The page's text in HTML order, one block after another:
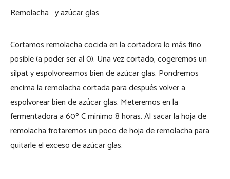
Remolacha y azúcar glas
Cortamos remolacha cocida en la cortadora lo más fino
posible (a poder ser al 0). Una vez cortado, cogeremos un
silpat y espolvoreamos bien de azúcar glas. Pondremos
encima la remolacha cortada para después volver a
espolvorear bien de azúcar glas. Meteremos en la
fermentadora a 60º C mínimo 8 horas. Al sacar la hoja de
remolacha frotaremos un poco de hoja de remolacha para
quitarle el exceso de azúcar glas.